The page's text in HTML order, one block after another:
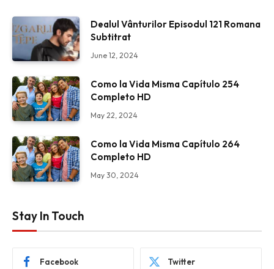
Dealul Vânturilor Episodul 121 Romana
Subtitrat
June 12, 2024
Como la Vida Misma Capítulo 254
Completo HD
May 22, 2024
Como la Vida Misma Capítulo 264
Completo HD
May 30, 2024
Stay In Touch
Facebook Twitter